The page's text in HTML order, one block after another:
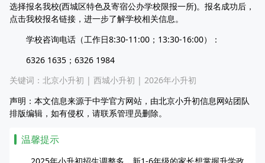
选择报名我校(西城区特色及寄宿公办学校限报一所)。报名成功后，
点击我校报名链接，进一步了解学校相关信息。
学校咨询电话（工作日8:30-11:00；13:30-16:00）：
6326 1635；6326 1984
关键词： 北京小升初 | 西城小升初 | 2026年小升初
声明：本文信息来源于中学官方网站，由北京小升初信息网站团队
排版编辑，如有侵权，请联系管理员删除。
温馨提示